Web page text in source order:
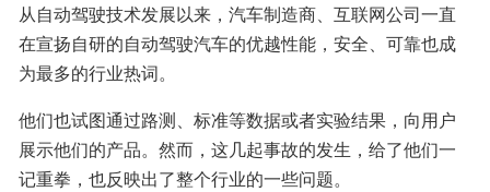
从自动驾驶技术发展以来，汽车制造商、互联网公司一直
在宣扬自研的自动驾驶汽车的优越性能，安全、可靠也成
为最多的行业热词。
他们也试图通过路测、标准等数据或者实验结果，向用户
展示他们的产品。然而，这几起事故的发生，给了他们一
记重拳，也反映出了整个行业的一些问题。